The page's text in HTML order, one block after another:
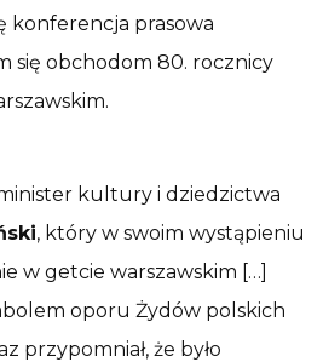
konferencja prasowa
się obchodom 80. rocznicy
kultury i dziedzictwa
, który w swoim wystąpieniu
w getcie warszawskim […]
oporu Żydów polskich
przypomniał, że było